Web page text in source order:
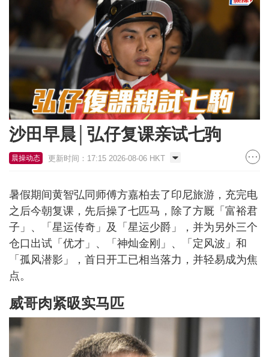
沙田早晨│弘仔复课亲试七驹
晨操动态 更新时间：17:15 2026-08-06 HKT
暑假期间黄智弘同师傅方嘉柏去了印尼旅游，充完电
之后今朝复课，先后操了七匹马，除了方厩「富裕君
子」、「星运传奇」及「星运少爵」，并为另外三个
仓口出试「优才」、「神灿金刚」、「定风波」和
「孤风潜影」，首日开工已相当落力，并轻易成为焦
点。
威哥肉紧昅实马匹